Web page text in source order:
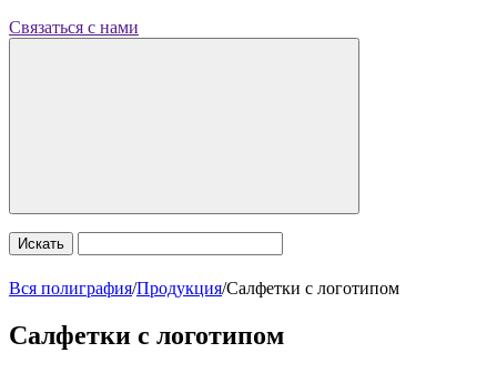
Связаться с нами
Искать
Вся полиграфия/Продукция/Салфетки с логотипом
Салфетки с логотипом